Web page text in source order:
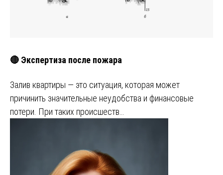
🔴 Экспертиза после пожара
Залив квартиры — это ситуация, которая может
причинить значительные неудобства и финансовые
потери. При таких происшеств…